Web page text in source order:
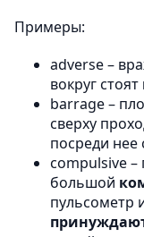
Примеры:
adverse –
вокруг стоят
barrage –
сверху
посреди нее
compulsive –
большой
пульсометр